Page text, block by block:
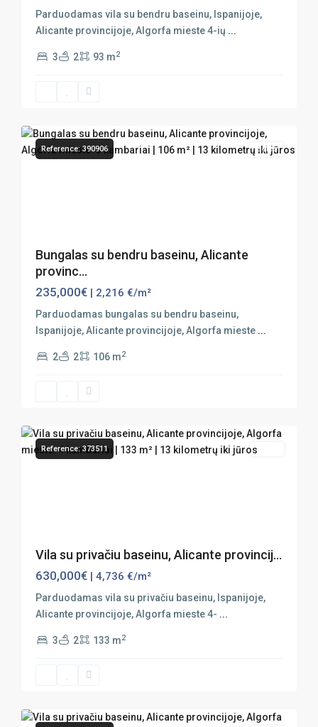
Parduodamas vila su bendru baseinu, Ispanijoje,
Alicante provincijoje, Algorfa mieste 4-ių ...
3 2 93 m2
Reference: 390906 Sales
Bungalas su bendru baseinu, Alicante
provinc...
235,000€ | 2,216 €/m²
Parduodamas bungalas su bendru baseinu,
Ispanijoje, Alicante provincijoje, Algorfa mieste ...
2 2 106 m2
Reference: 373511
Vila su privačiu baseinu, Alicante provincij...
630,000€ | 4,736 €/m²
Parduodamas vila su privačiu baseinu, Ispanijoje,
Alicante provincijoje, Algorfa mieste 4- ...
3 2 133 m2